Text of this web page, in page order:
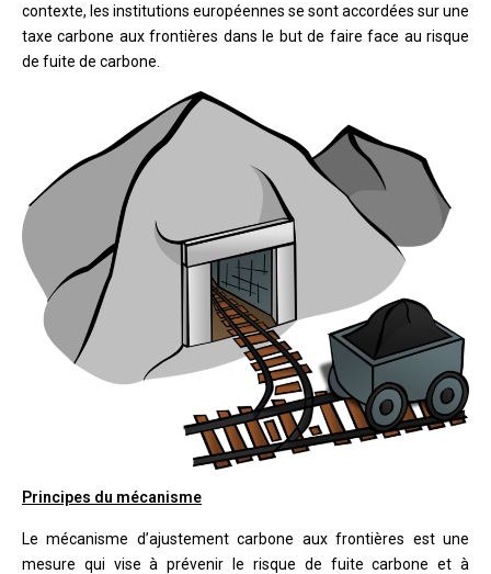
contexte, les institutions européennes se sont accordées sur une
taxe carbone aux frontières dans le but de faire face au risque
de fuite de carbone.
Principes du mécanisme
Le mécanisme d’ajustement carbone aux frontières est une
mesure qui vise à prévenir le risque de fuite carbone et à